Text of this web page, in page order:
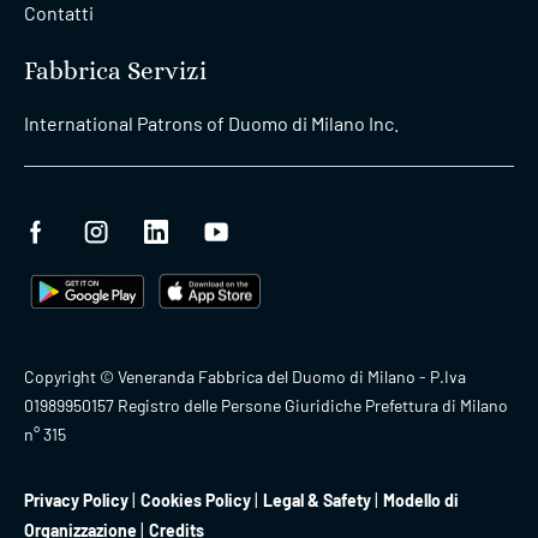
Contatti
Fabbrica Servizi
International Patrons of Duomo di Milano Inc.
Copyright © Veneranda Fabbrica del Duomo di Milano - P.Iva
01989950157 Registro delle Persone Giuridiche Prefettura di Milano
n° 315
Privacy Policy Cookies Policy Legal & Safety Modello di
Organizzazione Credits